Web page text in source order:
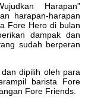
Harapan”
harapan-harapan
Fore Hero di bulan
dampak dan
sudah berperan
dipilih oleh para
barista Fore
Fore Friends.